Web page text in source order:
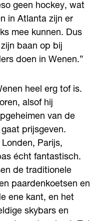
geen hockey, wat
in Atlanta zijn er
mee kunnen. Dus
baan op bij
doen in Wenen.”
heel erg tof is.
alsof hij
van de
prijsgeven.
Parijs,
écht fantastisch.
de traditionele
paardenkoetsen en
ene kant, en het
skybars en